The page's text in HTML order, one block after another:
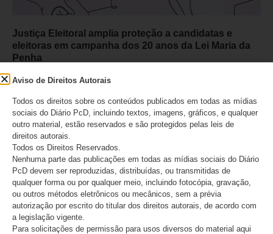
Justiça Eleitoral amplia proteção a candidatas e
eleitoras em campanha dos 20 anos da Lei Maria da
Penha
08/08/2026
Aviso de Direitos Autorais
Todos os direitos sobre os conteúdos publicados em todas as mídias
sociais do Diário PcD, incluindo textos, imagens, gráficos, e qualquer
outro material, estão reservados e são protegidos pelas leis de
direitos autorais.
Todos os Direitos Reservados.
Nenhuma parte das publicações em todas as mídias sociais do Diário
PcD devem ser reproduzidas, distribuídas, ou transmitidas de
qualquer forma ou por qualquer meio, incluindo fotocópia, gravação,
ou outros métodos eletrônicos ou mecânicos, sem a prévia
autorização por escrito do titular dos direitos autorais, de acordo com
a legislação vigente.
Para solicitações de permissão para usos diversos do material aqui